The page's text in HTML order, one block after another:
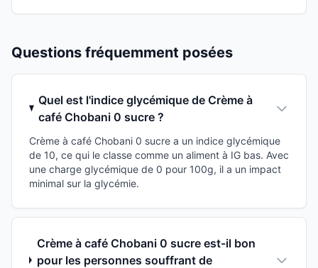
Questions fréquemment posées
Quel est l'indice glycémique de Crème à
café Chobani 0 sucre ?
Crème à café Chobani 0 sucre a un indice glycémique
de 10, ce qui le classe comme un aliment à IG bas. Avec
une charge glycémique de 0 pour 100g, il a un impact
minimal sur la glycémie.
Crème à café Chobani 0 sucre est-il bon
pour les personnes souffrant de